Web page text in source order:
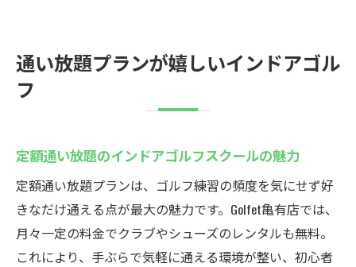
通い放題プランが嬉しいインドアゴル
フ
定額通い放題のインドアゴルフスクールの魅力
定額通い放題プランは、ゴルフ練習の頻度を気にせず好
きなだけ通える点が最大の魅力です。Golfet亀有店では、
月々一定の料金でクラブやシューズのレンタルも無料。
これにより、手ぶらで気軽に通える環境が整い、初心者